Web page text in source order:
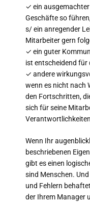
✓ ein
Geschäfte so
s/ ein anregender
Mitarbeiter gern
✓ ein guter
ist entscheidend für
✓ andere
wenn es nicht nach
den Fortschritten,
sich für seine
Wenn Ihr
beschriebenen
gibt es einen
sind Menschen.
und Fehlern
der Ihrem Manager